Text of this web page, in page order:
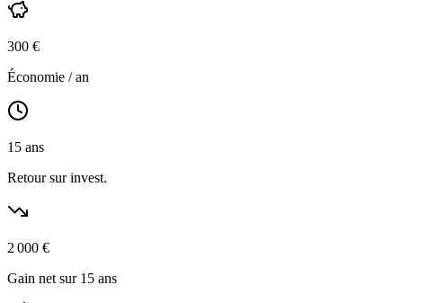
300 €
Économie / an
15 ans
Retour sur invest.
2 000 €
Gain net sur 15 ans